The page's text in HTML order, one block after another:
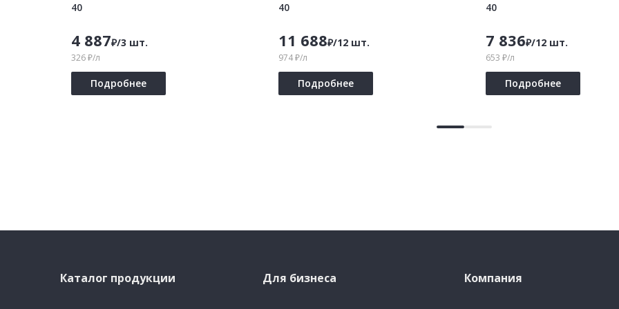
40
4 887₽/3 шт.
326 ₽/л
Подробнее
40
11 688₽/12 шт.
974 ₽/л
Подробнее
40
7 836₽/12 шт.
653 ₽/л
Подробнее
Каталог продукции Для бизнеса Компания